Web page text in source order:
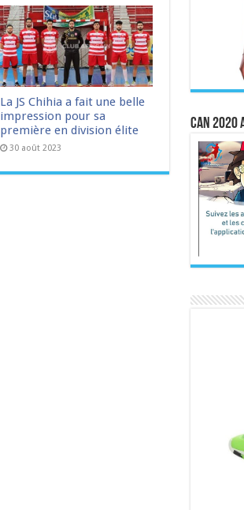
La JS Chihia a fait une belle
impression pour sa
première en division élite
30 août 2023
CAN